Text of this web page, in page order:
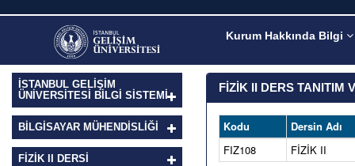
Kurum Hakkında Bilgi
İSTANBUL GELİŞİM
ÜNİVERSİTESİ BİLGİ SİSTEMİ
BILGISAYAR MÜHENDISLIĞI
FİZİK II DERSI
FİZİK II DERS TANITIM
Kodu
Dersin Adı
FIZ108
FİZİK II